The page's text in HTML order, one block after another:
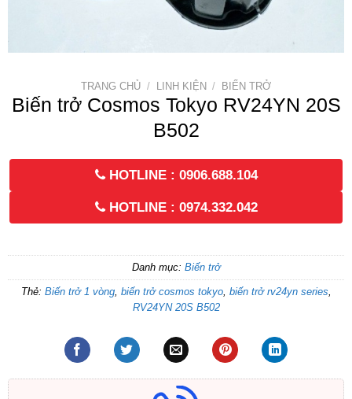
TRANG CHỦ / LINH KIỆN / BIẾN TRỞ
Biến trở Cosmos Tokyo RV24YN 20S
B502
HOTLINE : 0906.688.104
HOTLINE : 0974.332.042
Danh mục: Biến trở
Thẻ: Biến trở 1 vòng, biến trở cosmos tokyo, biến trở rv24yn series
RV24YN 20S B502